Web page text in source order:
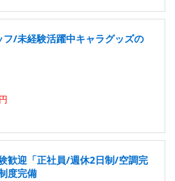
/未経験活躍中キャラグッズの
歓迎「正社員/週休2日制/空調完
度完備